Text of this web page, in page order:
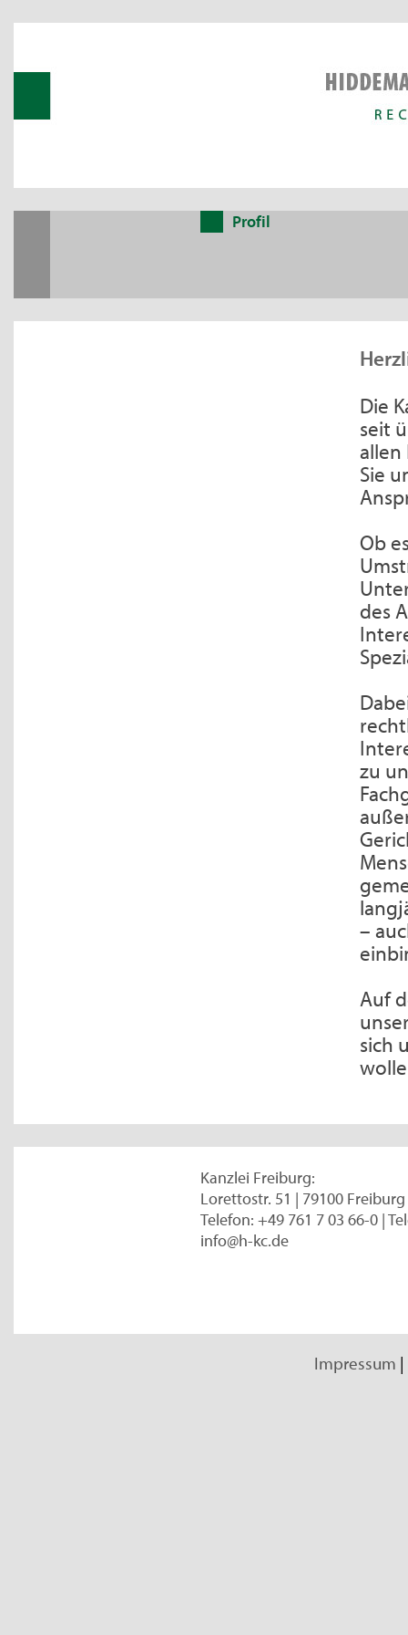
Profil
Die
seit
allen
Sie
Ob
des
zu
–
Auf
sich
Kanzlei Freiburg:
Lorettostr. 51 | 79100 Freiburg
Telefon: +49 761 7 03 66-0 |
info@h-kc.de
Impressum |